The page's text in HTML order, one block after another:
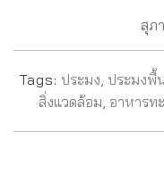
สุภ
Tags: ประมง, ประมงพื้
สิ่งแวดล้อม, อาหารท